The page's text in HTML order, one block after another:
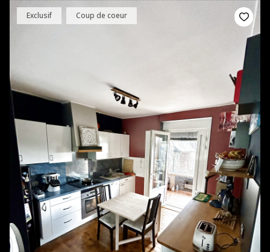
Exclusif Coup de coeur